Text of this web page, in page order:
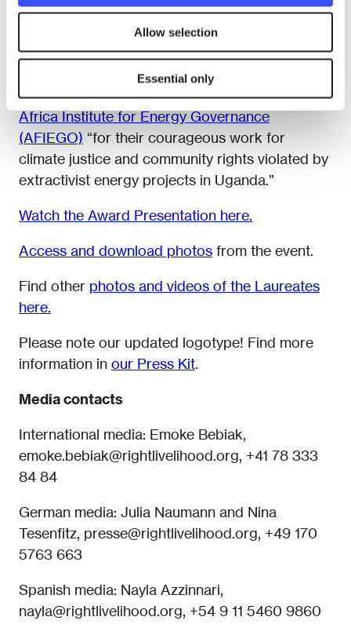
Allow selection
Essential only
of Venezuela “for establishing an
equitable and cooperative economic model as a
robust alternative to profit-driven economies.”
Africa Institute for Energy Governance
(AFIEGO) “for their courageous work for
climate justice and community rights violated by
extractivist energy projects in Uganda.”
Watch the Award Presentation here.
Access and download photos from the event.
Find other photos and videos of the Laureates
here.
Please note our updated logotype! Find more
information in our Press Kit.
Media contacts
International media: Emoke Bebiak,
emoke.bebiak@rightlivelihood.org, +41 78 333
84 84
German media: Julia Naumann and Nina
Tesenfitz, presse@rightlivelihood.org, +49 170
5763 663
Spanish media: Nayla Azzinnari,
nayla@rightlivelihood.org, +54 9 11 5460 9860